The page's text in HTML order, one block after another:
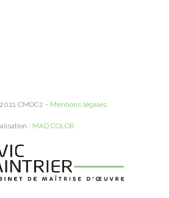
CMOC2 - Mentions légales
: MAD COLOR